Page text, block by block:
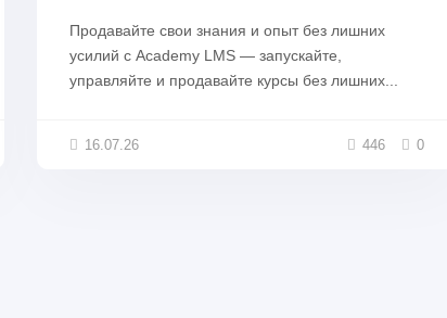
Продавайте свои знания и опыт без лишних
усилий с Academy LMS — запускайте,
управляйте и продавайте курсы без лишних...
16.07.26 446 0